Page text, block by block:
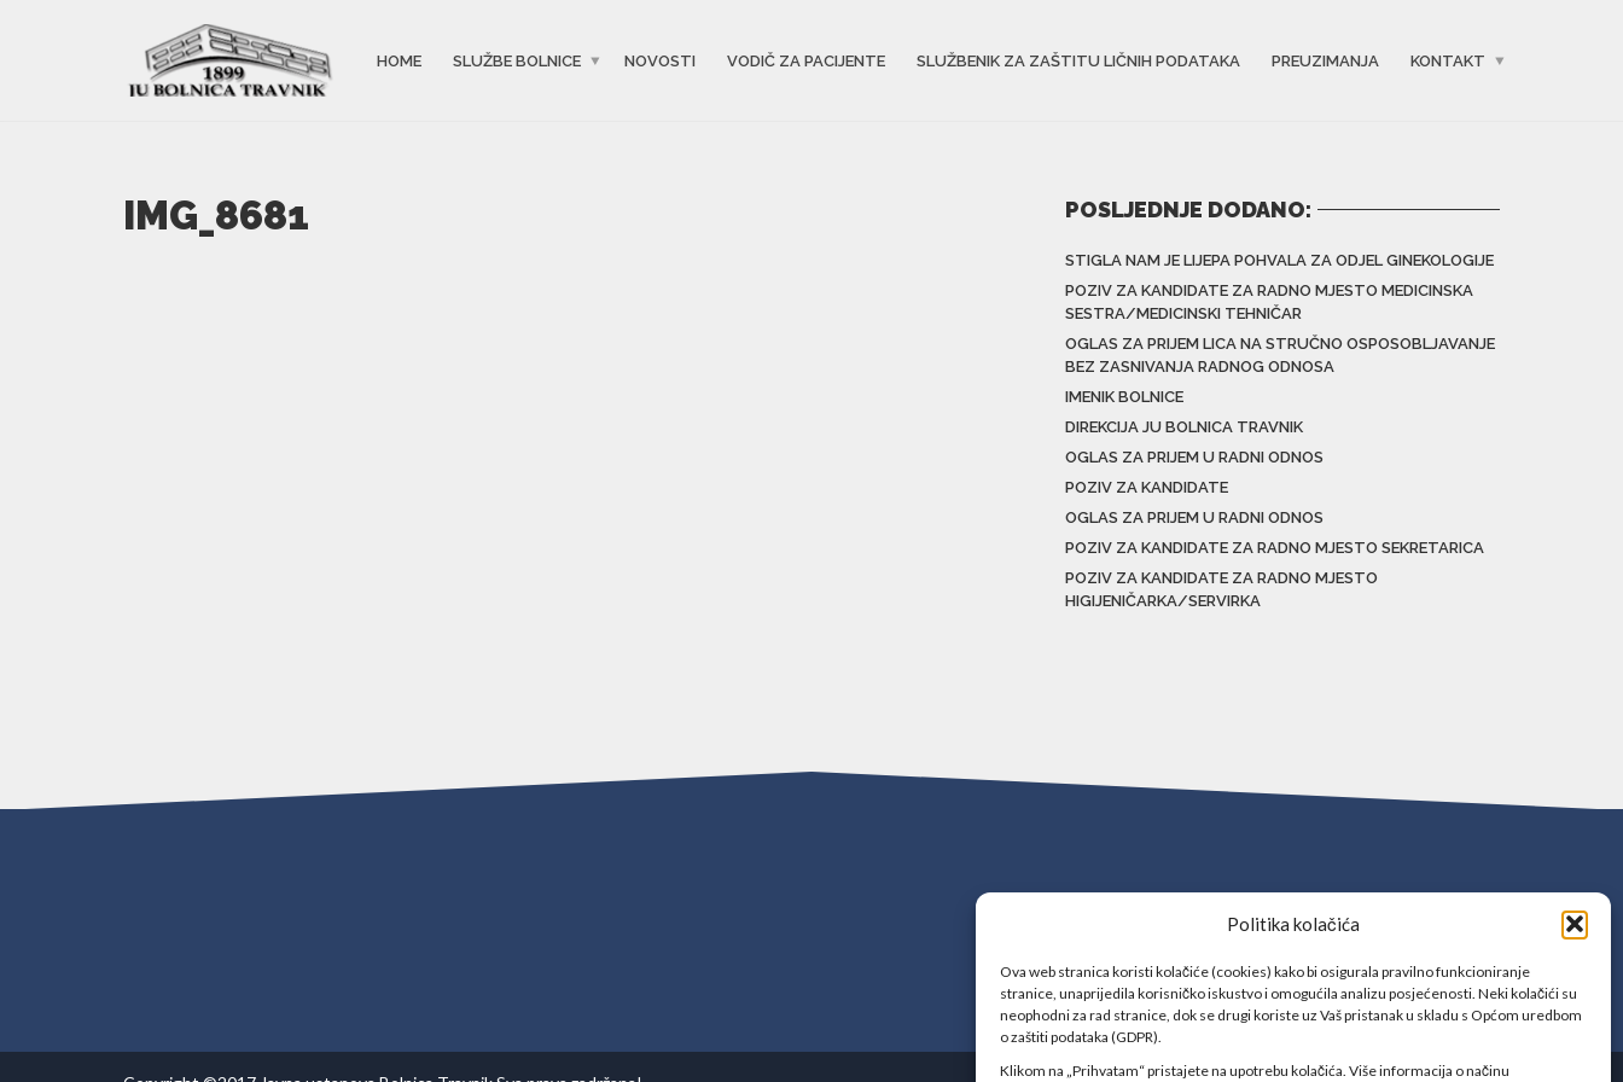
Politika kolačića
Ova web stranica koristi kolačiće (cookies) kako bi osigurala pravilno funkcioniranje
stranice, unaprijedila korisničko iskustvo i omogućila analizu posjećenosti. Neki kolačići su
neophodni za rad stranice, dok se drugi koriste uz Vaš pristanak u skladu s Općom uredbom
o zaštiti podataka (GDPR).
Klikom na „Prihvatam“ pristajete na upotrebu kolačića. Više informacija o načinu
HOME SLUŽBE BOLNICE NOVOSTI VODIČ ZA PACIJENTE SLUŽBENIK ZA ZAŠTITU LIČNIH PODATAKA PREUZIMANJA KONTAKT
IMG_8681 POSLJEDNJE DODANO:
STIGLA NAM JE LIJEPA POHVALA ZA ODJEL GINEKOLOGIJE
POZIV ZA KANDIDATE ZA RADNO MJESTO MEDICINSKA
SESTRA/MEDICINSKI TEHNIČAR
OGLAS ZA PRIJEM LICA NA STRUČNO OSPOSOBLJAVANJE
BEZ ZASNIVANJA RADNOG ODNOSA
IMENIK BOLNICE
DIREKCIJA JU BOLNICA TRAVNIK
OGLAS ZA PRIJEM U RADNI ODNOS
POZIV ZA KANDIDATE
OGLAS ZA PRIJEM U RADNI ODNOS
POZIV ZA KANDIDATE ZA RADNO MJESTO SEKRETARICA
POZIV ZA KANDIDATE ZA RADNO MJESTO
HIGIJENIČARKA/SERVIRKA